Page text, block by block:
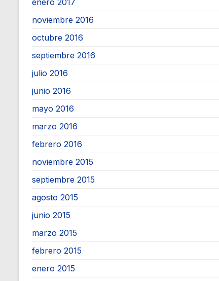
enero 2017
noviembre 2016
octubre 2016
septiembre 2016
julio 2016
junio 2016
mayo 2016
marzo 2016
febrero 2016
noviembre 2015
septiembre 2015
agosto 2015
junio 2015
marzo 2015
febrero 2015
enero 2015